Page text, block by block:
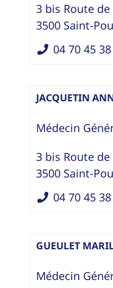
3 bis Route
3500 Saint-
04 70 45
JACQUETIN
Médecin
3 bis Route
3500 Saint-
04 70 45
GUEULET
Médecin